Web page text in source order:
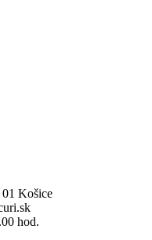
Košice
hod.